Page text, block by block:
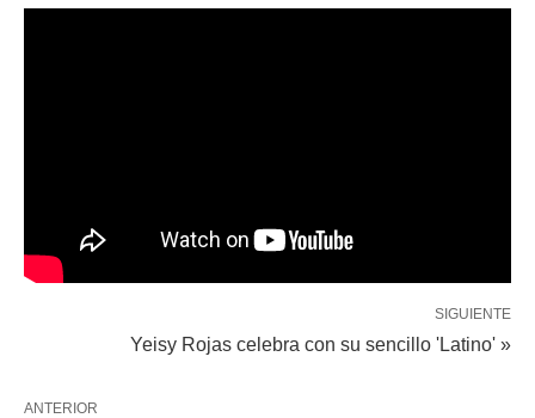
SIGUIENTE
Yeisy Rojas celebra con su sencillo 'Latino' »
ANTERIOR